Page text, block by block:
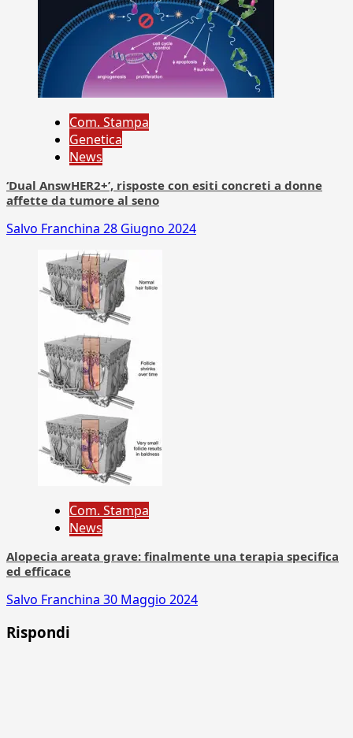
Com. Stampa
Genetica
News
‘Dual AnswHER2+’, risposte con esiti concreti a donne
affette da tumore al seno
Salvo Franchina 28 Giugno 2024
Com. Stampa
News
Alopecia areata grave: finalmente una terapia specifica
ed efficace
Salvo Franchina 30 Maggio 2024
Rispondi